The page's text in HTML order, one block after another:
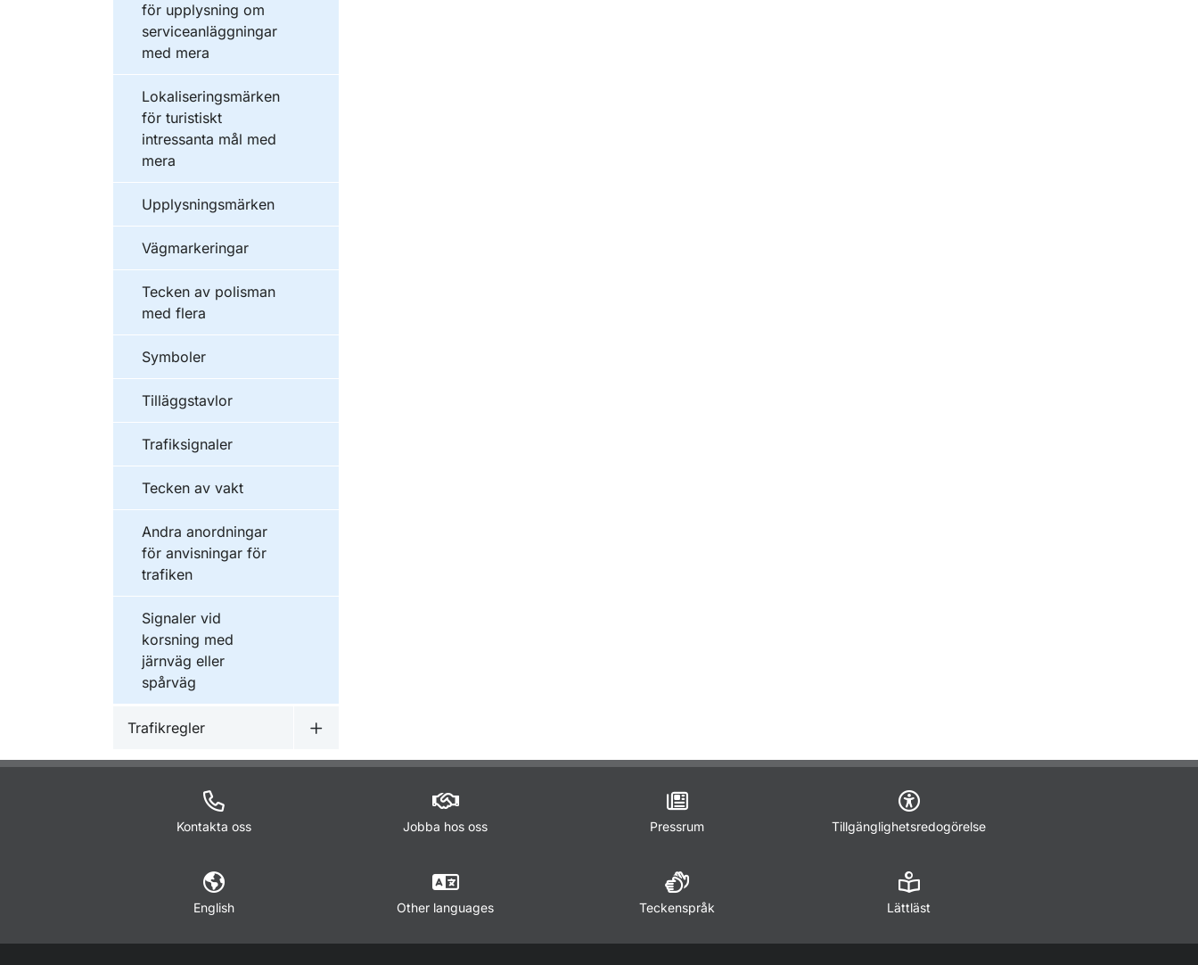
för upplysning om
serviceanläggningar
med mera
Lokaliseringsmärken
för turistiskt
intressanta mål med
mera
Upplysningsmärken
Vägmarkeringar
Tecken av polisman
med flera
Symboler
Tilläggstavlor
Trafiksignaler
Tecken av vakt
Andra anordningar
för anvisningar för
trafiken
Signaler vid
korsning med
järnväg eller
spårväg
Trafikregler
Undermeny för Trafikregler
Kontakta oss Jobba hos oss Pressrum Tillgänglighetsredogörelse
English Other languages Teckenspråk Lättläst